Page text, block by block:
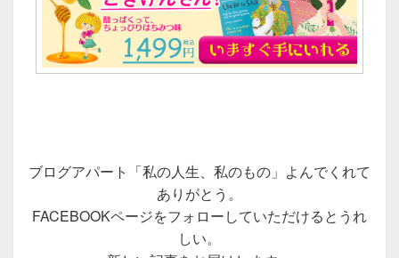
ブログアパート「私の人生、私のもの」よんでくれて
ありがとう。
FACEBOOKページをフォローしていただけるとうれ
しい。